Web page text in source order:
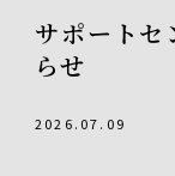
サポート
らせ
2026.07.09